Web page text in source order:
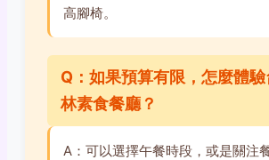
高腳椅。
Q：如果預算有限，怎麼體
林素食餐廳？
A：可以選擇午餐時段，或是關注